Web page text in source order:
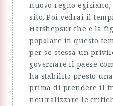
nuovo regno
sito. Poi vedrai il
Hatshepsut che è la
popolare in questo
per se stessa un
governare il paese
ha stabilito presto
prima di prendere il
neutralizzare le